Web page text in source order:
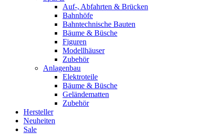
Auf-, Abfahrten & Brücken
Bahnhöfe
Bahntechnische Bauten
Bäume & Büsche
Figuren
Modellhäuser
Zubehör
Anlagenbau
Elektroteile
Bäume & Büsche
Geländematten
Zubehör
Hersteller
Neuheiten
Sale